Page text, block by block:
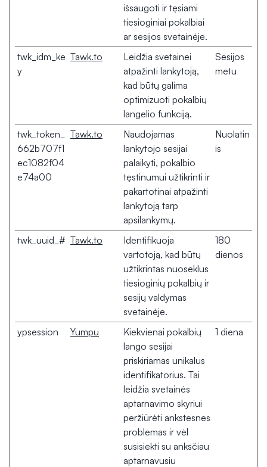
išsaugoti ir tęsiami
tiesioginiai pokalbiai
ar sesijos svetainėje.
twk_idm_ke
y
Tawk.to
Leidžia svetainei
atpažinti lankytoją,
kad būtų galima
optimizuoti pokalbių
langelio funkciją.
Sesijos
metu
twk_token_
662b707f1
ec1082f04
e74a00
Tawk.to
Naudojamas
lankytojo sesijai
palaikyti, pokalbio
tęstinumui užtikrinti ir
pakartotinai atpažinti
lankytoją tarp
apsilankymų.
Nuolatin
is
twk_uuid_# Tawk.to
Identifikuoja
vartotoją, kad būtų
užtikrintas nuoseklus
tiesioginių pokalbių ir
sesijų valdymas
svetainėje.
180
dienos
ypsession Yumpu
Kiekvienai pokalbių
lango sesijai
priskiriamas unikalus
identifikatorius. Tai
leidžia svetainės
aptarnavimo skyriui
peržiūrėti ankstesnes
problemas ir vėl
susisiekti su anksčiau
aptarnavusiu
1 diena